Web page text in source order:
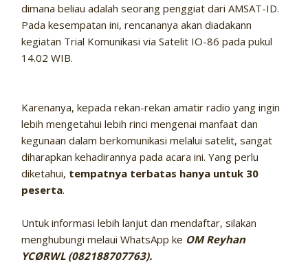
dimana beliau adalah seorang penggiat dari AMSAT-ID.
Pada kesempatan ini, rencananya akan diadakann
kegiatan Trial Komunikasi via Satelit IO-86 pada pukul
14.02 WIB.
Karenanya, kepada rekan-rekan amatir radio yang ingin
lebih mengetahui lebih rinci mengenai manfaat dan
kegunaan dalam berkomunikasi melalui satelit, sangat
diharapkan kehadirannya pada acara ini. Yang perlu
diketahui, tempatnya terbatas hanya untuk 30
peserta.
Untuk informasi lebih lanjut dan mendaftar, silakan
menghubungi melaui WhatsApp ke OM Reyhan
YCØRWL (082188707763).